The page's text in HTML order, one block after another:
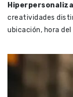
creatividades
ubicación, hora del